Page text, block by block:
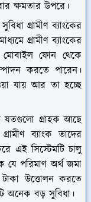
ক্ষমতার উপরে।
গ্রামীণ ব্যাংকের
গ্রামীণ ব্যাংকের
ফোন থেকে
করতে পারেন।
যায় আর তা হচ্ছে
যতগুলো গ্রাহক আছে
ব্যাংক তাদের
এই সিস্টেমটি চালু
যে পরিমাণ অর্থ জমা
উত্তোলন করতে
অনেক বড় সুবিধা।